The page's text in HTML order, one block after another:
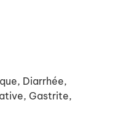
Diarrhée,
Gastrite,